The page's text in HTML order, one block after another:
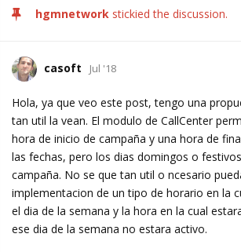
hgmnetwork stickied the discussion.
casoft Jul '18
Hola, ya que veo este post, tengo una
tan util la vean. El modulo de CallCenter
hora de inicio de campaña y una hora de
las fechas, pero los dias domingos o
campaña. No se que tan util o ncesario
implementacion de un tipo de horario en la
el dia de la semana y la hora en la cual
ese dia de la semana no estara activo.